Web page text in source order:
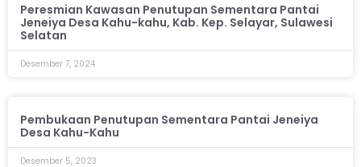
Peresmian Kawasan Penutupan Sementara Pantai
Jeneiya Desa Kahu-kahu, Kab. Kep. Selayar, Sulawesi
Selatan
Desember 7, 2024
Pembukaan Penutupan Sementara Pantai Jeneiya
Desa Kahu-Kahu
Desember 5, 2023